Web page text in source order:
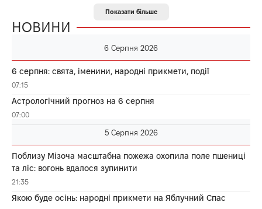
Показати більше
НОВИНИ
6 Серпня 2026
6 серпня: свята, іменини, народні прикмети, події
07:15
Астрологічний прогноз на 6 серпня
07:00
5 Серпня 2026
Поблизу Мізоча масштабна пожежа охопила поле пшениці
та ліс: вогонь вдалося зупинити
21:35
Якою буде осінь: народні прикмети на Яблучний Спас